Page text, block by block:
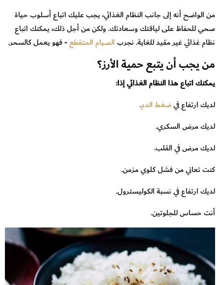
من الواضح أنه إلى جانب النظام الغذائي، يجب عليك اتباع أسلوب حياة
صحي للحفاظ على لياقتك وسعادتك. ولكن من أجل ذلك، يمكنك اتباع
نظام غذائي غير مقيد للغاية. نجربالصيام المتقطع- فهو يعمل كالسحر.
من يجب أن يتبع حمية الأرز؟
يمكنك اتباع هذا النظام الغذائي إذا:
لديك ارتفاع فيضغط الدم.
لديك مرض السكري.
لديك مرض في القلب.
كنت تعاني من فشل كلوي مزمن.
لديك ارتفاع في نسبة الكوليسترول.
أنت حساس للجلوتين.